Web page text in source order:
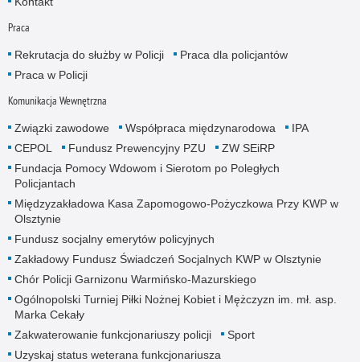
Praca
Rekrutacja do służby w Policji
Praca dla policjantów
Praca w Policji
Komunikacja Wewnętrzna
Związki zawodowe Współpraca międzynarodowa
IPA
CEPOL
Fundusz Prewencyjny PZU
ZW SEiRP
Fundacja Pomocy Wdowom i Sierotom po Poległych
Policjantach
Międzyzakładowa Kasa Zapomogowo-Pożyczkowa Przy KWP w
Olsztynie
Fundusz socjalny emerytów policyjnych
Zakładowy Fundusz Świadczeń Socjalnych KWP w Olsztynie
Chór Policji Garnizonu Warmińsko-Mazurskiego
Ogólnopolski Turniej Piłki Nożnej Kobiet i Mężczyzn im. mł. asp.
Marka Cekały
Zakwaterowanie funkcjonariuszy policji
Sport
Uzyskaj status weterana funkcjonariusza